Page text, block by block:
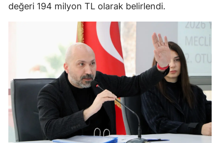
değeri 194 milyon TL olarak belirlendi.